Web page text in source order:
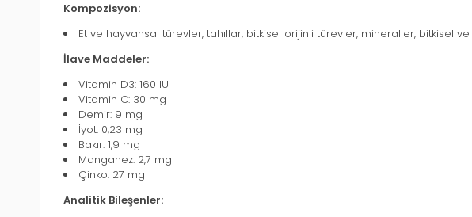
Kompozisyon:
Et ve hayvansal türevler, tahıllar, bitkisel orijinli türevler, mineraller, bitkisel
İlave Maddeler:
Vitamin D3: 160 IU
Vitamin C: 30 mg
Demir: 9 mg
İyot: 0,23 mg
Bakır: 1,9 mg
Manganez: 2,7 mg
Çinko: 27 mg
Analitik Bileşenler: